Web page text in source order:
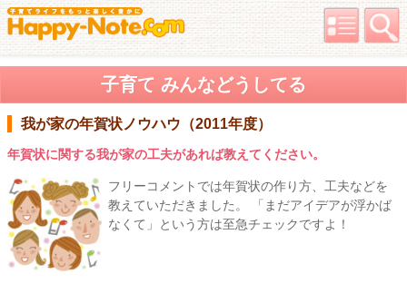
子育て みんなどうしてる
我が家の年賀状ノウハウ（2011年度）
年賀状に関する我が家の工夫があれば教えてください。
フリーコメントでは年賀状の作り方、工夫などを
教えていただきました。 「まだアイデアが浮かば
なくて」という方は至急チェックですよ！